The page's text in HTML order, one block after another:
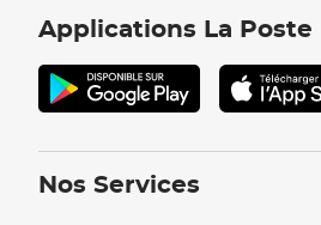
Applications La Poste
Nos Services